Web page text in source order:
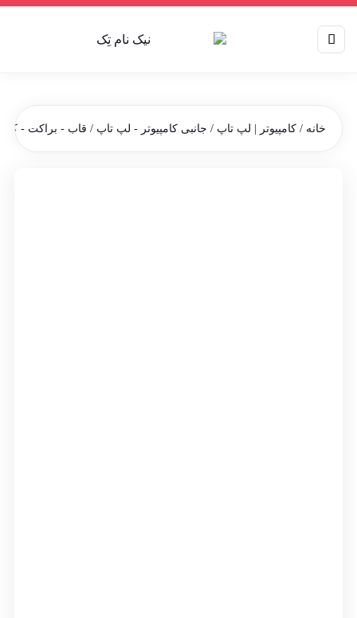
خانه / کامپیوتر | لپ تاپ / جانبی کامپیوتر - لپ تاپ / قاب - براکت -